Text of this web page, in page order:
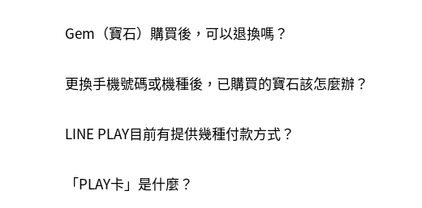
Gem（寶石）購買後，可以退換嗎？
更換手機號碼或機種後，已購買的寶石該怎麼辦？
LINE PLAY目前有提供幾種付款方式？
「PLAY卡」是什麼？
複製完畢